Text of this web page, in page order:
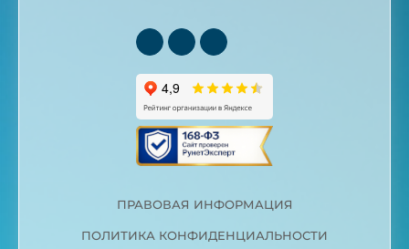
ПРАВОВАЯ ИНФОРМАЦИЯ
ПОЛИТИКА КОНФИДЕНЦИАЛЬНОСТИ